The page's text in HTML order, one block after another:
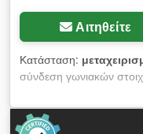
Αιτηθείτε
Κατάσταση:
σύνδεση γωνιακών
νέους διακόπτες
Μέγιστο ύψος
Διαδρομή διάτρησης: